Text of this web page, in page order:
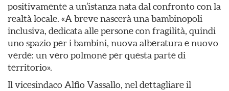
positivamente a un’istanza nata dal confronto con la
realtà locale. «A breve nascerà una bambinopoli
inclusiva, dedicata alle persone con fragilità, quindi
uno spazio per i bambini, nuova alberatura e nuovo
verde: un vero polmone per questa parte di
territorio».
Il vicesindaco Alfio Vassallo, nel dettagliare il